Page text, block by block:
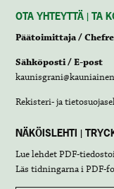
OTA YHTEYTTÄ | TA
Päätoimittaja /
Sähköposti / E-post
Rekisteri- ja
NÄKÖISLEHTI |
Lue lehdetPDF-
Läs tidningarna iPDF-